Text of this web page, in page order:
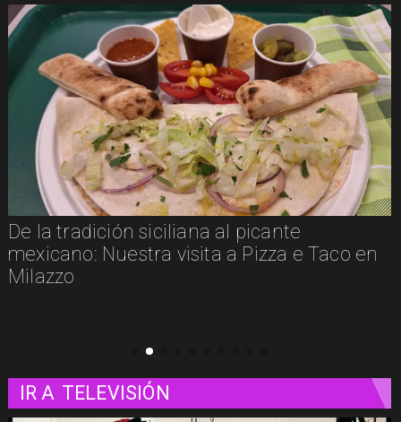
en
Un paseo matutino por Venecia
IR A TELEVISIÓN